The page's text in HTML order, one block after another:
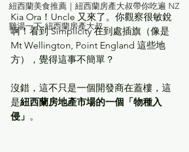
紐西蘭美食推薦｜紐西蘭房產大叔帶你吃遍 NZ
雞湯一下-紐西蘭房產大叔
Kia Ora！Uncle 又來了。你觀察很敏銳
啊！看到 Simplicity 在到處插旗（像是
Mt Wellington, Point England 這些地
方），覺得這事不簡單？
沒錯，這不只是一個開發商在蓋樓，這
是紐西蘭房地產市場的一個「物種入
侵」 。